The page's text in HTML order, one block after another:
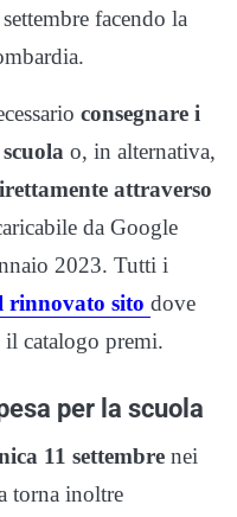
facendo la
consegnare i
o, in alternativa,
attraverso
da Google
2023. Tutti i
rinnovato sito dove
il catalogo premi.
per la scuola
11 settembre nei
torna inoltre